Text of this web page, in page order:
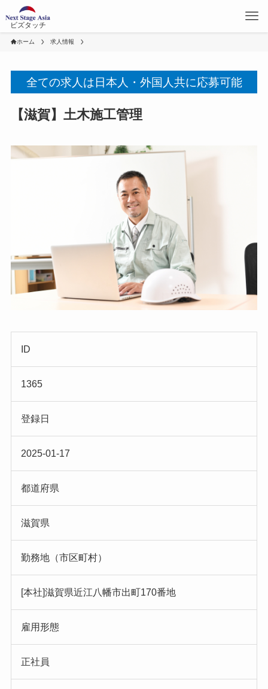
ビズタッチ
ホーム 求人情報
全ての求人は日本人・外国人共に応募可能
【滋賀】土木施工管理
ID
1365
登録日
2025-01-17
都道府県
滋賀県
勤務地（市区町村）
[本社]滋賀県近江八幡市出町170番地
雇用形態
正社員